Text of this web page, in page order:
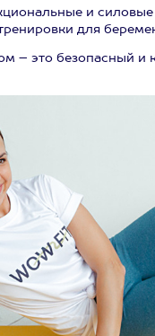
и силовые
для
– это безопасный и